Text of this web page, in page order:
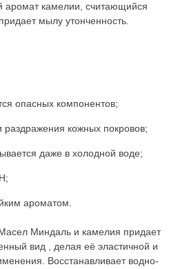
аромат камелии, считающийся
мылу утонченность.
опасных компонентов;
раздражения кожных покровов;
даже в холодной воде;
ароматом.
Миндаль и камелия придает
вид , делая её эластичной и
Восстанавливает водно-